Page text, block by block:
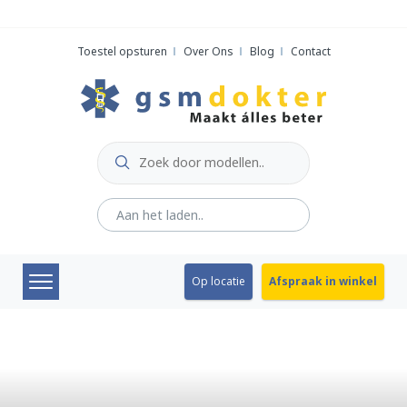
Toestel opsturen Over Ons Blog Contact
Op locatie Afspraak in winkel